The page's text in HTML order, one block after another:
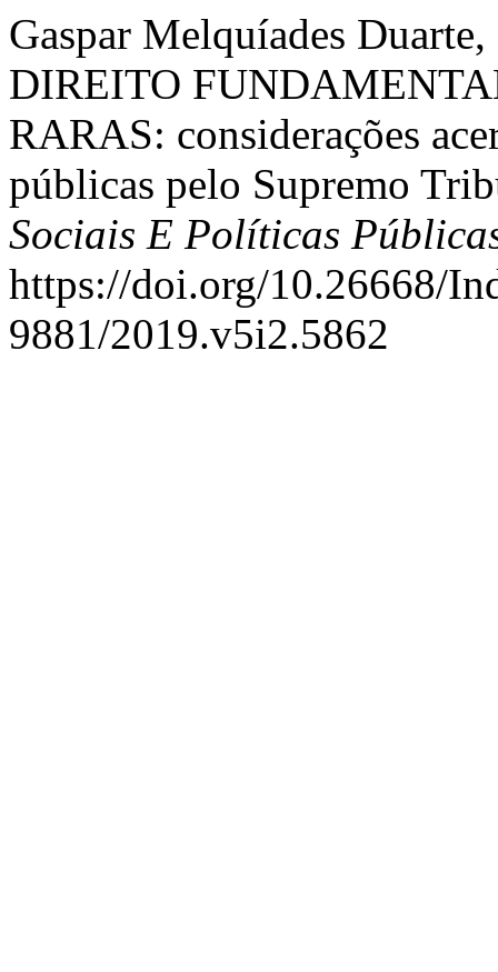
Gaspar Melquíades
DIREITO
RARAS: considerações
públicas pelo Supremo
Sociais E Políticas
https://doi.org/10.26668/
9881/2019.v5i2.5862